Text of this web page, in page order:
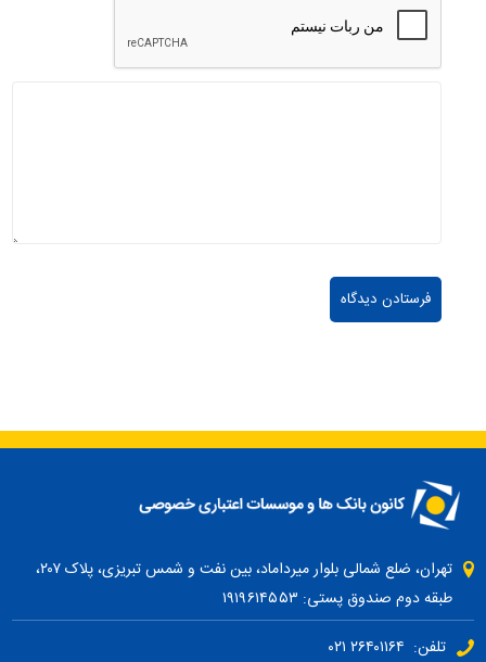
تهران، ضلع شمالی بلوار میرداماد، بین نفت و شمس تبریزی، پلاک ۲۰۷،
طبقه دوم صندوق پستی: ۱۹۱۹۶۱۴۵۵۳
تلفن: ۲۶۴۰۱۱۶۴ ۰۲۱